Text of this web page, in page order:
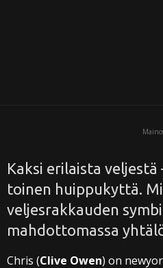
Kaksi erilaista
toinen huippukyttä.
veljesrakkauden
mahdottomassa
Chris (Clive Owen) on